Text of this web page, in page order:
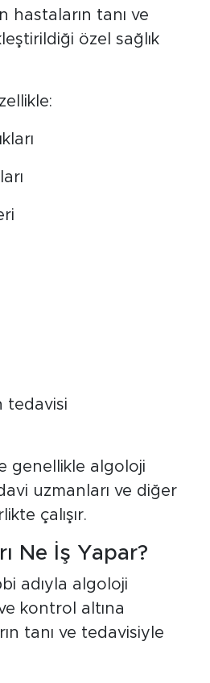
hastaların tanı ve
özel sağlık
tedavisi
genellikle algoloji
uzmanları ve diğer
çalışır.
Ne İş Yapar?
adıyla algoloji
kontrol altına
tanı ve tedavisiyle